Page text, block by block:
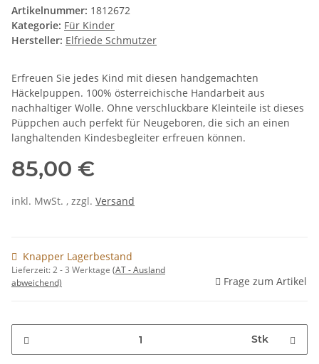
Artikelnummer: 1812672
Kategorie: Für Kinder
Hersteller: Elfriede Schmutzer
Erfreuen Sie jedes Kind mit diesen handgemachten
Häckelpuppen. 100% österreichische Handarbeit aus
nachhaltiger Wolle. Ohne verschluckbare Kleinteile ist dieses
Püppchen auch perfekt für Neugeboren, die sich an einen
langhaltenden Kindesbegleiter erfreuen können.
85,00 €
inkl. MwSt. , zzgl. Versand
Knapper Lagerbestand
Lieferzeit:2 - 3 Werktage (AT - Ausland
abweichend)
Frage zum Artikel
Stk